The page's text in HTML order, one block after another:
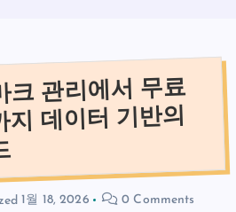
크 관리에서 무료
데이터 기반의
1월 18, 2026 0 Comments